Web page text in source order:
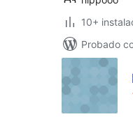
10+
Probado